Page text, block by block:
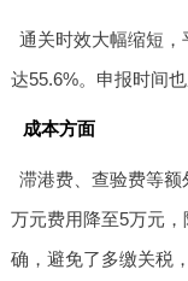
通关时效大幅缩短
达55.6%。申报时间
成本方面
滞港费、查验费等
万元费用降至5万元
确，避免了多缴关税